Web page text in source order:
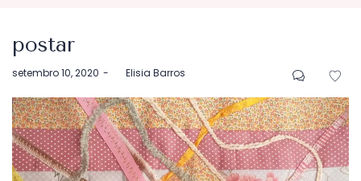
postar
Postado
setembro 10, 2020 byElisia Barros